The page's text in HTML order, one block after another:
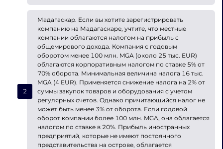
Мадагаскар. Если вы хотите зарегистрировать
компанию на Мадагаскаре, учтите, что местные
компании облагаются налогом на прибыль с
общемирового дохода. Компания с годовым
оборотом менее 100 млн. MGA (около 25 тыс. EUR)
облагаются корпоративным налогом по ставке 5% от
70% оборота. Минимальная величина налога 16 тыс.
MGA (4 EUR). Применяется снижение налога на 2% от
суммы закупок товаров и оборудования с учетом
регулярных счетов. Однако причитающийся налог не
может быть менее 3% от оборота. Если годовой
оборот компании более 100 млн. MGA, она облагается
налогом по ставке в 20%. Прибыль иностранных
предприятий, которые не имеют постоянного
представительства на острове, облагается